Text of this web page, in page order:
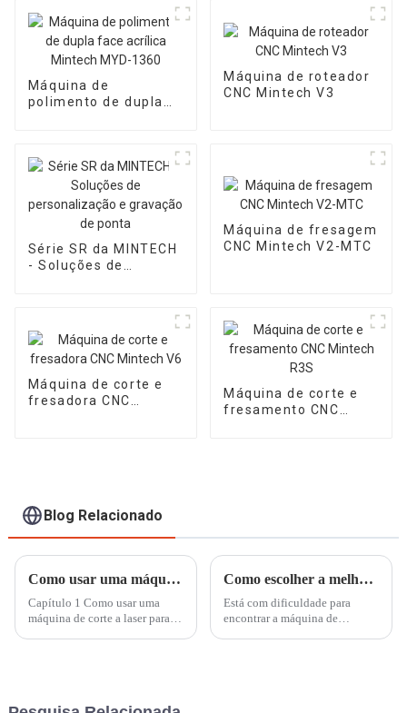
Máquina de
polimento de dupla
Máquina de roteador
CNC Mintech V3
Série SR da MINTECH
- Soluções de
Máquina de fresagem
CNC Mintech V2-MTC
Máquina de corte e
fresadora CNC
Máquina de corte e
fresamento CNC
Blog Relacionado
Como usar uma máquina de corte a laser para cortar placas de acrílico e obter um acabamento de borda altamente nítido e brilhante
Capítulo 1 Como usar uma
máquina de corte a laser para
Como escolher a melhor máquina de gravação CNC para suas necessidades
Está com dificuldade para
encontrar a máquina de